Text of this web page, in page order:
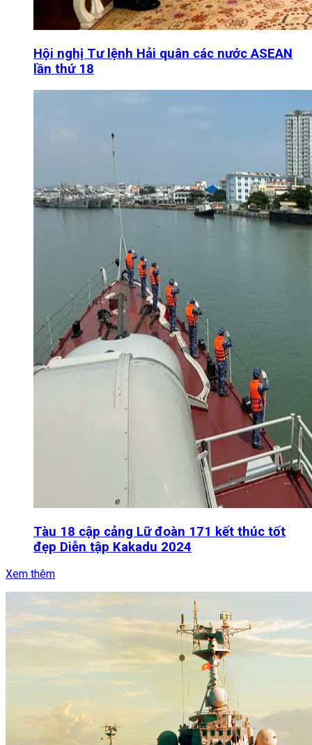
Hội nghị Tư lệnh Hải quân các nước ASEAN
lần thứ 18
Tàu 18 cập cảng Lữ đoàn 171 kết thúc tốt
đẹp Diễn tập Kakadu 2024
Xem thêm